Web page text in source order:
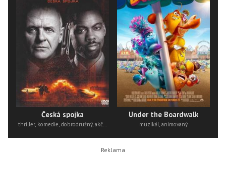
Česká spojka
thriller, komedie, dobrodružný, akční
Under the Boardwalk
muzikál, animovaný